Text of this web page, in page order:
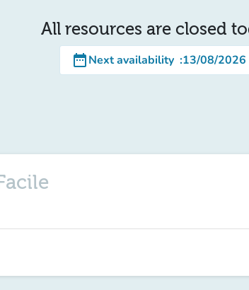
All resources are closed
date_rangeNext availability :13/08/2026